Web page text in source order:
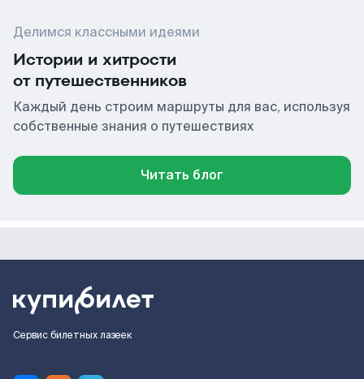
Делимся классными идеями
Истории и хитрости
от путешественников
Каждый день строим маршруты для вас, используя
собственные знания о путешествиях
Читать блог
Сервис билетных лазеек